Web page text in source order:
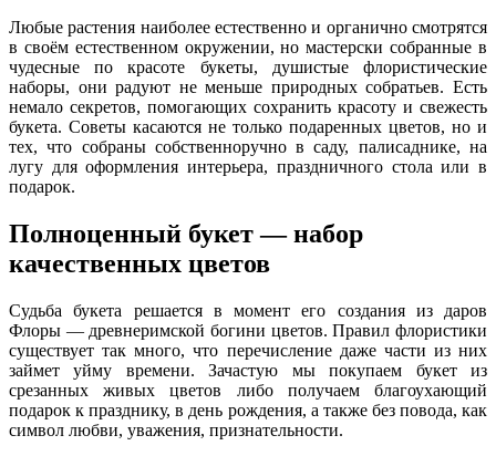
Любые растения наиболее естественно и органично смотрятся
в своём естественном окружении, но мастерски собранные в
чудесные по красоте букеты, душистые флористические
наборы, они радуют не меньше природных собратьев. Есть
немало секретов, помогающих сохранить красоту и свежесть
букета. Советы касаются не только подаренных цветов, но и
тех, что собраны собственноручно в саду, палисаднике, на
лугу для оформления интерьера, праздничного стола или в
подарок.
Полноценный букет — набор
качественных цветов
Судьба букета решается в момент его создания из даров
Флоры — древнеримской богини цветов. Правил флористики
существует так много, что перечисление даже части из них
займет уйму времени. Зачастую мы покупаем букет из
срезанных живых цветов либо получаем благоухающий
подарок к празднику, в день рождения, а также без повода, как
символ любви, уважения, признательности.